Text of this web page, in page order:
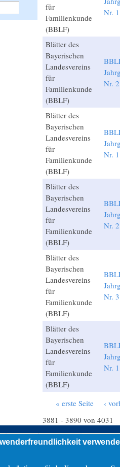
für
Familienkunde
(BBLF)
Nr. 1
Blätter des
Bayerischen
Landesvereins
für
Familienkunde
(BBLF)
Nr. 2
Blätter des
Bayerischen
Landesvereins
für
Familienkunde
(BBLF)
Nr. 1
Blätter des
Bayerischen
Landesvereins
für
Familienkunde
(BBLF)
Nr. 2
Blätter des
Bayerischen
Landesvereins
für
Familienkunde
(BBLF)
Nr. 3
Blätter des
Bayerischen
Landesvereins
für
Familienkunde
(BBLF)
Nr. 1
Seiten
« erste Seite ‹
3881 - 3890 von 4031
Kontakt Datenschutz Impressum